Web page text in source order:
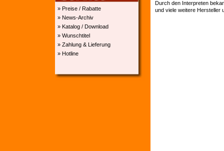
» Preise / Rabatte
» News-Archiv
» Katalog / Download
» Wunschtitel
» Zahlung & Lieferung
» Hotline
Durch den Interpreten
und viele weitere Hersteller